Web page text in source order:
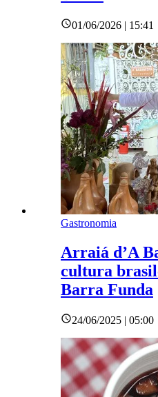
01/06/2026 | 15:41
Gastronomia
Arraiá d’A
cultura
Barra Funda
24/06/2025 | 05:00